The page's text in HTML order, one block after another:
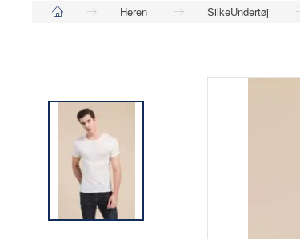
Heren SilkeUndertøj